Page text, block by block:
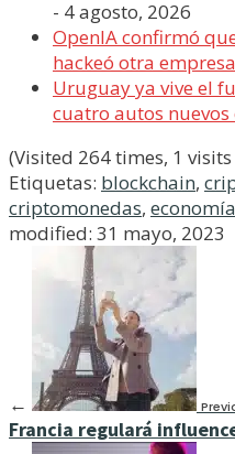
- 4 agosto, 2026
OpenIA confirmó
hackeó otra empresa
Uruguay ya vive el
cuatro autos nuevos
(Visited 264 times, 1
Etiquetas: blockchain,
criptomonedas, economía
modified: 31 mayo, 2023
←
Francia regulará